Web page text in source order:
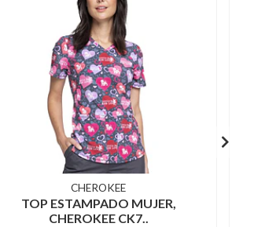
CHEROKEE
TOP ESTAMPADO MUJER,
CHEROKEE CK7..